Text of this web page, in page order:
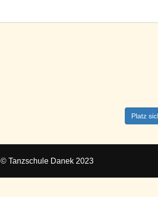
Platz
© Tanzschule Danek 2023